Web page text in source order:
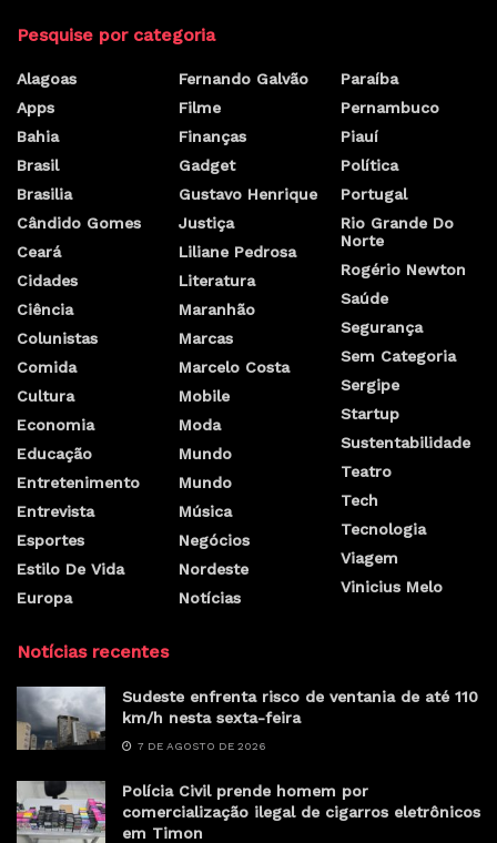
Pesquise por categoria
Alagoas
Apps
Bahia
Brasil
Brasilia
Cândido Gomes
Ceará
Cidades
Ciência
Colunistas
Comida
Cultura
Economia
Educação
Entretenimento
Entrevista
Esportes
Estilo De Vida
Europa
Fernando Galvão
Filme
Finanças
Gadget
Gustavo Henrique
Justiça
Liliane Pedrosa
Literatura
Maranhão
Marcas
Marcelo Costa
Mobile
Moda
Mundo
Mundo
Música
Negócios
Nordeste
Notícias
Paraíba
Pernambuco
Piauí
Política
Portugal
Rio Grande Do
Norte
Rogério Newton
Saúde
Segurança
Sem Categoria
Sergipe
Startup
Sustentabilidade
Teatro
Tech
Tecnologia
Viagem
Vinicius Melo
Notícias recentes
Sudeste enfrenta risco de ventania de até 110
km/h nesta sexta-feira
7 DE AGOSTO DE 2026
Polícia Civil prende homem por
comercialização ilegal de cigarros eletrônicos
em Timon